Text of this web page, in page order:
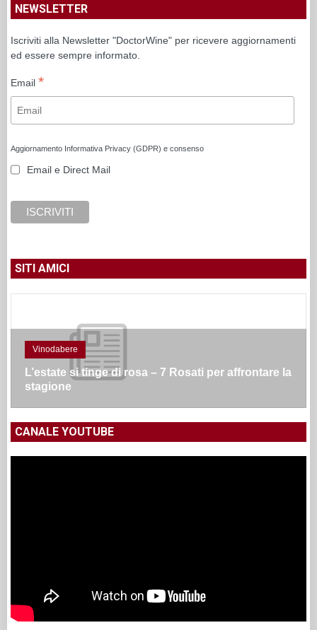
NEWSLETTER
Iscriviti alla Newsletter "DoctorWine" per ricevere aggiornamenti
ed essere sempre informato.
Email *
Aggiornamento Informativa Privacy (GDPR) e consenso
Email e Direct Mail
SITI AMICI
Vinodabere
L’estate si tinge di rosa – 7 Rosati per affrontare la
stagione
CANALE YOUTUBE